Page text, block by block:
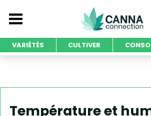
VARIÉTÉS CULTIVER
Température et